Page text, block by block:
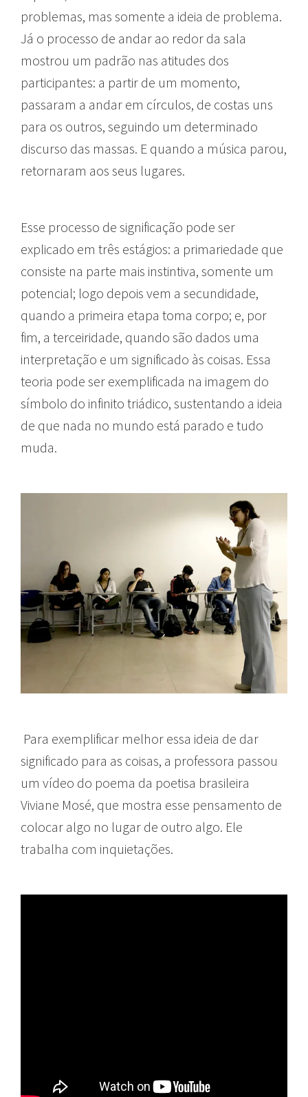
problemas, mas somente a ideia de problema.
Já o processo de andar ao redor da sala
mostrou um padrão nas atitudes dos
participantes: a partir de um momento,
passaram a andar em círculos, de costas uns
para os outros, seguindo um determinado
discurso das massas. E quando a música parou,
retornaram aos seus lugares.
Esse processo de significação pode ser
explicado em três estágios: a primariedade que
consiste na parte mais instintiva, somente um
potencial; logo depois vem a secundidade,
quando a primeira etapa toma corpo; e, por
fim, a terceiridade, quando são dados uma
interpretação e um significado às coisas. Essa
teoria pode ser exemplificada na imagem do
símbolo do infinito triádico, sustentando a ideia
de que nada no mundo está parado e tudo
muda.
Para exemplificar melhor essa ideia de dar
significado para as coisas, a professora passou
um vídeo do poema da poetisa brasileira
Viviane Mosé, que mostra esse pensamento de
colocar algo no lugar de outro algo. Ele
trabalha com inquietações.